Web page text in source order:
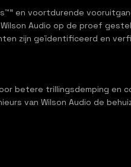
en voortdurende
Audio op de proef
zijn geïdentificeerd en
betere trillingsdemping en
van Wilson Audio de